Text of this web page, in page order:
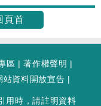
頁首
區 |著作權聲明 |
站資料開放宣告 |
用時，請註明資料